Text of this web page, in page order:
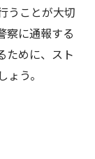
うことが大切
察に通報する
ために、スト
う。